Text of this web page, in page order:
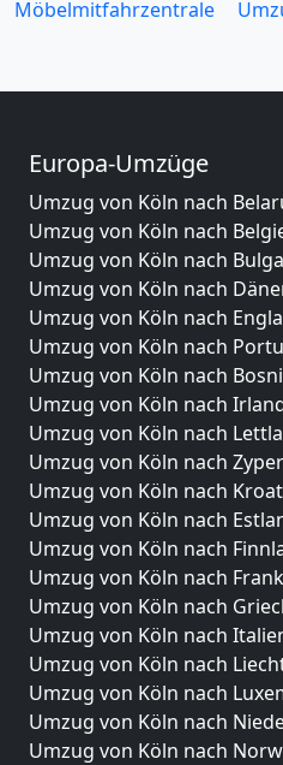
Möbelmitfahrzentrale
Europa-Umzüge
Umzug von Köln nach
Umzug von Köln nach
Umzug von Köln nach
Umzug von Köln nach
Umzug von Köln nach
Umzug von Köln nach
Umzug von Köln nach
Umzug von Köln nach
Umzug von Köln nach
Umzug von Köln nach
Umzug von Köln nach
Umzug von Köln nach
Umzug von Köln nach
Umzug von Köln nach
Umzug von Köln nach
Umzug von Köln nach
Umzug von Köln nach
Umzug von Köln nach
Umzug von Köln nach
Umzug von Köln nach